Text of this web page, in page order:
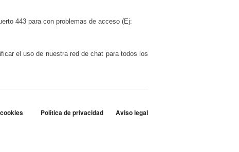
443 para con problemas de acceso (Ej:
el uso de nuestra red de chat para todos los
Política de privacidad Aviso legal